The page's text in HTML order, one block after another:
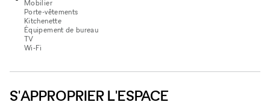
Mobilier
Porte-vêtements
Kitchenette
Équipement de bureau
TV
Wi‑Fi
S'APPROPRIER L'ESPACE